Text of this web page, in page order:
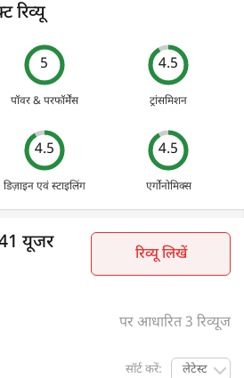
रिव्यू
5
पॉवर & परफॉर्मेंस
4.5
ट्रांसमिशन
4.5
डिज़ाइन एवं स्टाइलिंग
4.5
एर्गोनोमिक्स
यूजर
रिव्यू लिखें
पर आधारित 3 रिव्यूज
सॉर्ट करें: लेटेस्ट